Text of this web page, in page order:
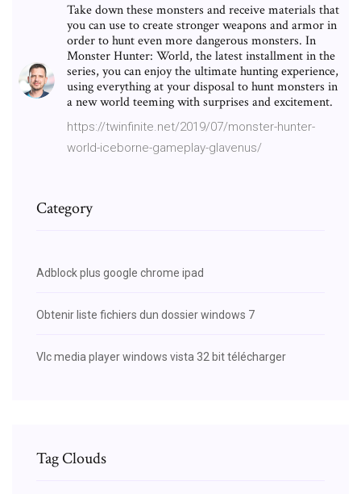
Take down these monsters and receive materials that
you can use to create stronger weapons and armor in
order to hunt even more dangerous monsters. In
Monster Hunter: World, the latest installment in the
series, you can enjoy the ultimate hunting experience,
using everything at your disposal to hunt monsters in
a new world teeming with surprises and excitement.
https://twinfinite.net/2019/07/monster-hunter-
world-iceborne-gameplay-glavenus/
Category
Adblock plus google chrome ipad
Obtenir liste fichiers dun dossier windows 7
Vlc media player windows vista 32 bit télécharger
Tag Clouds